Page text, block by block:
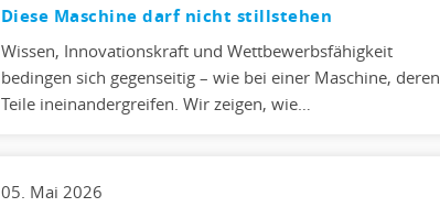
Diese Maschine darf nicht stillstehen
Wissen, Innovationskraft und Wettbewerbsfähigkeit
bedingen sich gegenseitig – wie bei einer Maschine, deren
Teile ineinandergreifen. Wir zeigen, wie…
05. Mai 2026